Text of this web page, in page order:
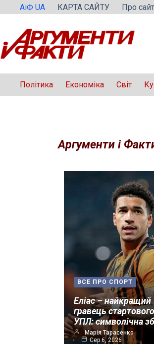
Перейти
вмісту
АіФ UA КАРТА САЙТУ Про сайт
Політика Економіка Світ
Аргументи і
ВСЕ ПРО СПОРТ
Еліас – найкращий
гравець
УПЛ: символічна
Марія Тарасенко
Сер 6, 2026